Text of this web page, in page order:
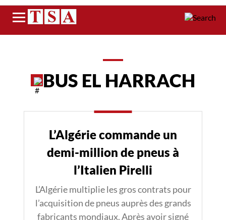
Menu
BUS EL HARRACH
L’Algérie commande un
demi-million de pneus à
l’Italien Pirelli
L’Algérie multiplie les gros contrats pour
l’acquisition de pneus auprès des grands
fabricants mondiaux. Après avoir signé